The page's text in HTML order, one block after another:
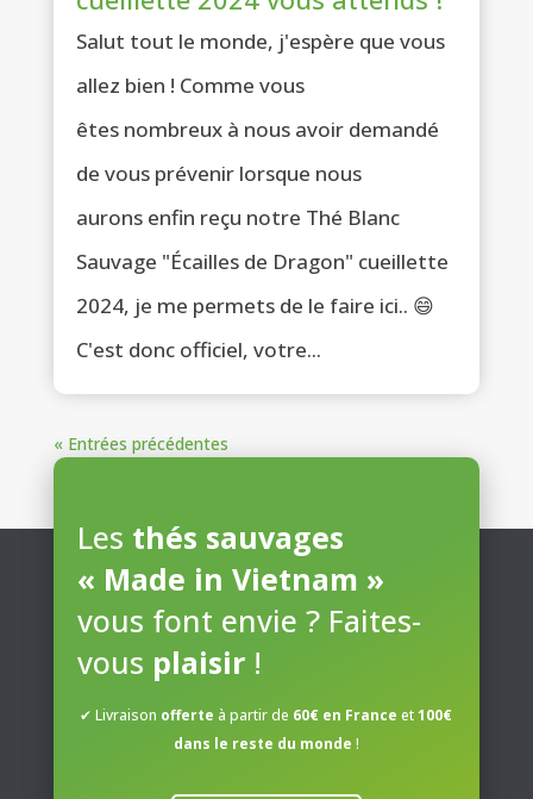
Salut tout le monde, j'espère que vous
allez bien ! Comme vous
êtes nombreux à nous avoir demandé
de vous prévenir lorsque nous
aurons enfin reçu notre Thé Blanc
Sauvage "Écailles de Dragon" cueillette
2024, je me permets de le faire ici.. 😄
C'est donc officiel, votre...
« Entrées précédentes
Les thés sauvages
« Made in Vietnam »
vous font envie ? Faites-
vous plaisir!
✔ Livraison offerte à partir de 60€ en France et100€
dans le reste du monde !